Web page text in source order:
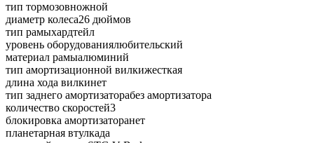
тип тормозовножной
диаметр колеса26 дюймов
тип рамыхардтейл
уровень оборудованиялюбительский
материал рамыалюминий
тип амортизационной вилкижесткая
длина хода вилкинет
тип заднего амортизаторабез амортизатора
количество скоростей3
блокировка амортизаторанет
планетарная втулкада